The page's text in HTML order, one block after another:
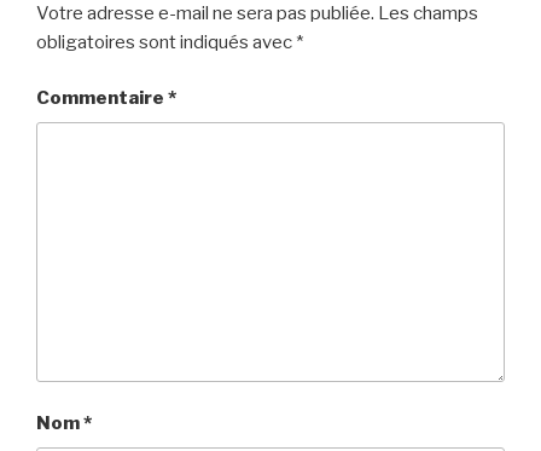
Votre adresse e-mail ne sera pas publiée. Les champs
obligatoires sont indiqués avec *
Commentaire *
Nom*